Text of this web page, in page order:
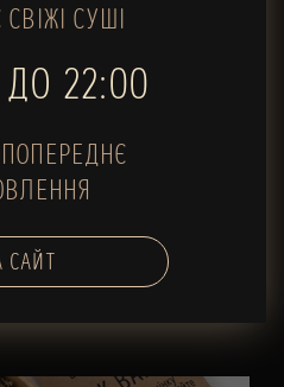
FISH
Доставка
1748
СУШІ
ДО 22:00
ПОПЕРЕДНЄ
САЙТ